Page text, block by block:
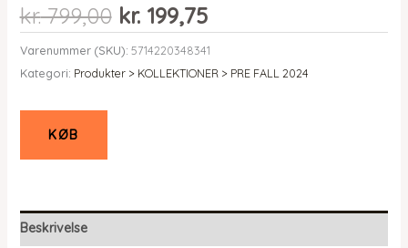
kr.799,00 Den
oprindelige
pris
var:
kr.199,75Den
aktuelle
pris
er:
Varenummer (SKU): 5714220348341
Kategori: Produkter > KOLLEKTIONER > PRE FALL 2024
KØB
Beskrivelse